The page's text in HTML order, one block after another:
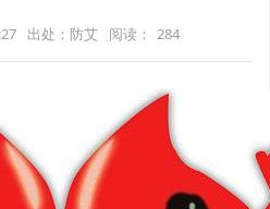
出处：防艾 阅读： 284